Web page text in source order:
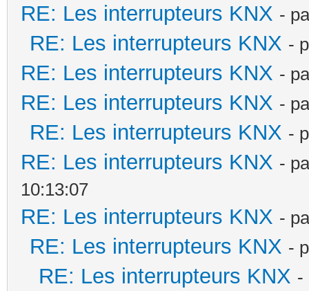
RE: Les interrupteurs KNX -
RE: Les interrupteurs KNX -
RE: Les interrupteurs KNX -
RE: Les interrupteurs KNX -
RE: Les interrupteurs KNX -
RE: Les interrupteurs KNX -
10:13:07
RE: Les interrupteurs KNX -
RE: Les interrupteurs KNX -
RE: Les interrupteurs KNX -